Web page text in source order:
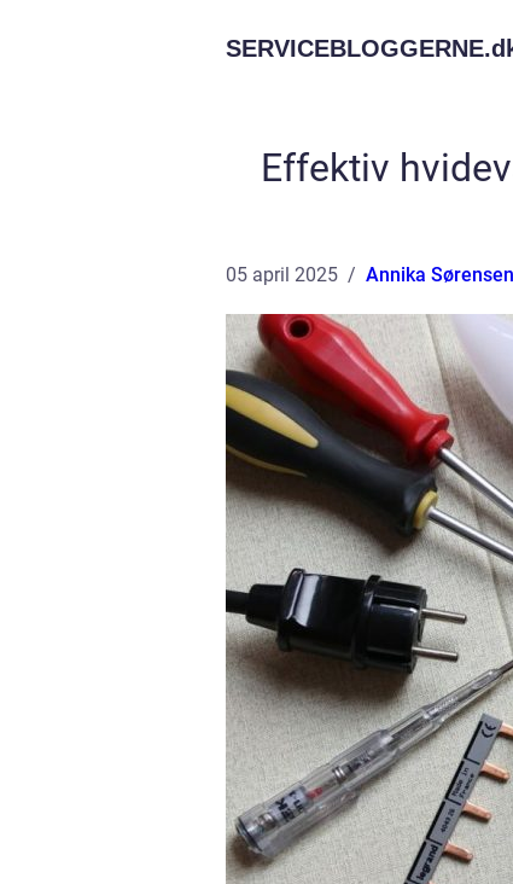
SERVICEBLOGGERNE.
Effektiv
05 april 2025 Annika Sørensen